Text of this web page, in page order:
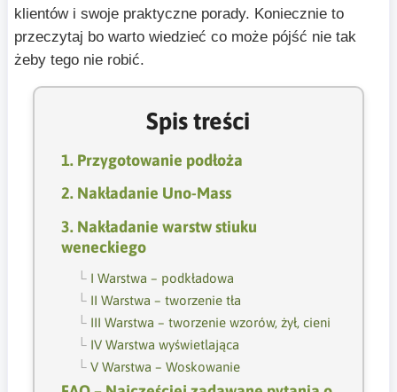
klientów i swoje praktyczne porady. Koniecznie to
przeczytaj bo warto wiedzieć co może pójść nie tak
żeby tego nie robić.
Spis treści
1. Przygotowanie podłoża
2. Nakładanie Uno-Mass
3. Nakładanie warstw stiuku
weneckiego
I Warstwa – podkładowa
II Warstwa – tworzenie tła
III Warstwa – tworzenie wzorów, żył, cieni
IV Warstwa wyświetlająca
V Warstwa – Woskowanie